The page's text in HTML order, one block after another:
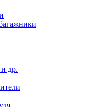
др.